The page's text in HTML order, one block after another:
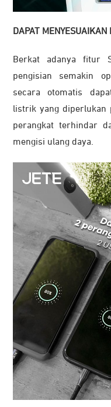
DAPAT MENYESUAIKAN
Berkat adanya fitur
pengisian semakin
secara otomatis
listrik yang diperlukan
perangkat terhindar
mengisi ulang daya.